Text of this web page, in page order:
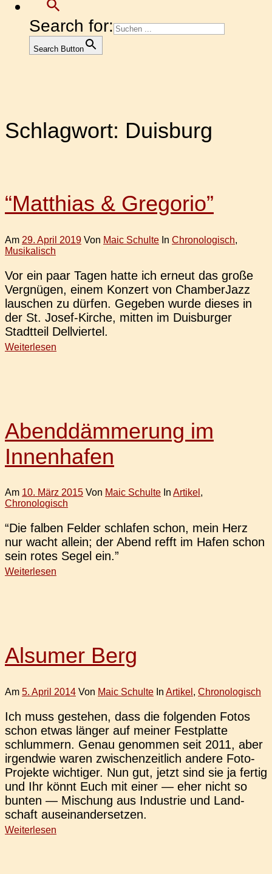
Search for:
Search Button
Schlagwort: Duisburg
“Matthias & Gregorio”
Am 29. April 2019 Von Maic Schulte In Chronologisch,
Musikalisch
Vor ein paar Tagen hatte ich erneut das große
Ver­gnü­gen, einem Kon­zert von Cham­ber­Jazz
lau­schen zu dürfen. Gege­ben wurde dieses in
der St. Josef-Kirche, mitten im Duis­bur­ger
Stadt­teil Dellviertel.
Weiterlesen
Abenddämmerung im
Innenhafen
Am 10. März 2015 Von Maic Schulte In Artikel ,
Chronologisch
“Die falben Felder schla­fen schon, mein Herz
nur wacht allein; der Abend refft im Hafen schon
sein rotes Segel ein.”
Weiterlesen
Alsumer Berg
Am 5. April 2014 Von Maic Schulte In Artikel , Chronologisch
Ich muss geste­hen, dass die fol­gen­den Fotos
schon etwas länger auf meiner Fest­plat­te
schlum­mern. Genau genom­men seit 2011, aber
irgend­wie waren zwi­schen­zeit­lich andere Foto-
Pro­­jek­­te wich­ti­ger. Nun gut, jetzt sind sie ja fertig
und Ihr könnt Euch mit einer — eher nicht so
bunten — Mischung aus Indus­trie und Land­
schaft auseinandersetzen.
Weiterlesen